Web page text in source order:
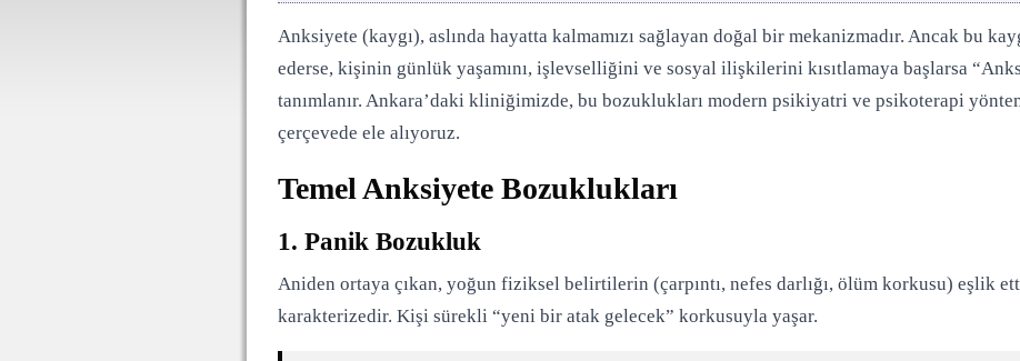
Anksiyete (kaygı), aslında hayatta kalmamızı sağlayan doğal bir mekanizmadır. Ancak bu
ederse, kişinin günlük yaşamını, işlevselliğini ve sosyal ilişkilerini kısıtlamaya başlarsa
tanımlanır. Ankara’daki kliniğimizde, bu bozuklukları modern psikiyatri ve psikoterapi
çerçevede ele alıyoruz.
Temel Anksiyete Bozuklukları
1. Panik Bozukluk
Aniden ortaya çıkan, yoğun fiziksel belirtilerin (çarpıntı, nefes darlığı, ölüm korkusu) eşlik
karakterizedir. Kişi sürekli “yeni bir atak gelecek” korkusuyla yaşar.